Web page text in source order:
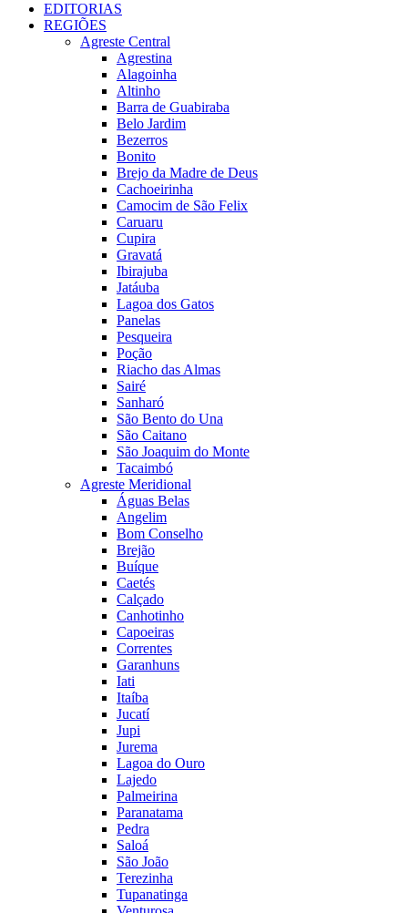
EDITORIAS
REGIÕES
Agreste Central
Agrestina
Alagoinha
Altinho
Barra de Guabiraba
Belo Jardim
Bezerros
Bonito
Brejo da Madre de Deus
Cachoeirinha
Camocim de São Felix
Caruaru
Cupira
Gravatá
Ibirajuba
Jatáuba
Lagoa dos Gatos
Panelas
Pesqueira
Poção
Riacho das Almas
Sairé
Sanharó
São Bento do Una
São Caitano
São Joaquim do Monte
Tacaimbó
Agreste Meridional
Águas Belas
Angelim
Bom Conselho
Brejão
Buíque
Caetés
Calçado
Canhotinho
Capoeiras
Correntes
Garanhuns
Iati
Itaíba
Jucatí
Jupi
Jurema
Lagoa do Ouro
Lajedo
Palmeirina
Paranatama
Pedra
Saloá
São João
Terezinha
Tupanatinga